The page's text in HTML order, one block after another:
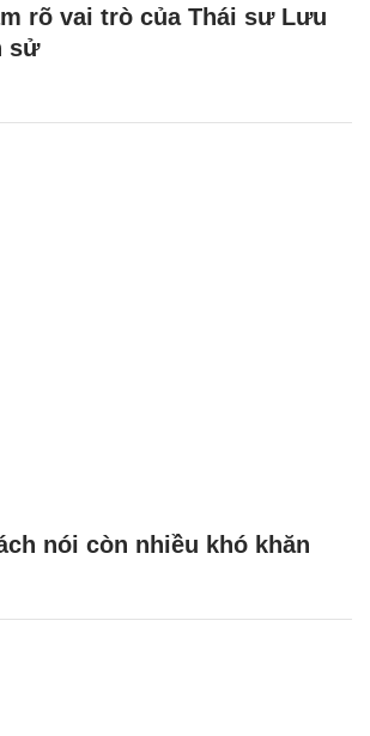
rõ vai trò của Thái sư Lưu
sử
nói còn nhiều khó khăn